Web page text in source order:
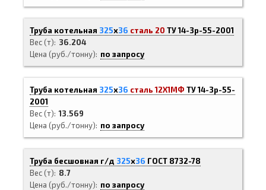
Труба котельная 325х36 сталь 20 ТУ 14-3р-55-2001
Вес (т)
36.204
Цена (руб./тонну)
по запросу
Труба котельная 325х36 сталь 12Х1МФ ТУ 14-3р-55-
2001
Вес (т) 13.569
Цена (руб./тонну)
по запросу
Труба бесшовная г/д 325х36 ГОСТ 8732-78
Вес (т)
8.7
Цена (руб./тонну)
по запросу